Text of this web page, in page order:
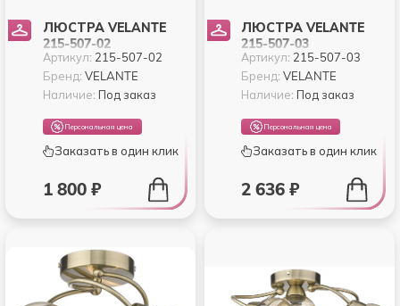
ЛЮСТРА VELANTE
215-507-02
Артикул: 215-507-02
Бренд: VELANTE
Наличие: Под заказ
Персональная цена
Заказать в один клик
1 800 ₽
ЛЮСТРА VELANTE
215-507-03
Артикул: 215-507-03
Бренд:VELANTE
Наличие: Под заказ
Персональная цена
Заказать в один клик
2 636 ₽